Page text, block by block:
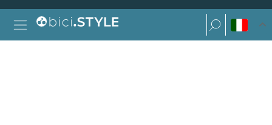
Vai al contenuto
Navigazione principale
Ricerca per:
Ricerca per: